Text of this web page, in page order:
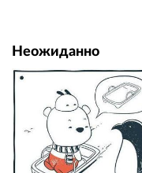
Неожиданно